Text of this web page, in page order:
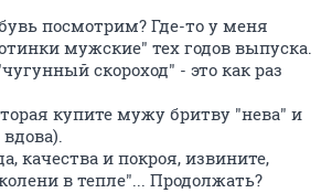
посмотрим? Где-то у меня
мужские" тех годов выпуска.
скороход" - это как раз
купите мужу бритву "нева" и
качества и покроя, извините,
в тепле"... Продолжать?